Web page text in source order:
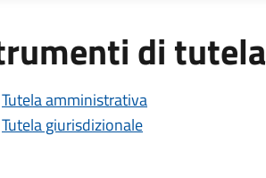
di tutela
Tutela amministrativa
Tutela giurisdizionale